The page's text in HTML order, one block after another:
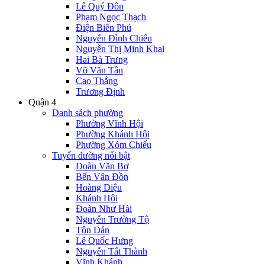
Lê Quý Đôn
Phạm Ngọc Thạch
Điện Biên Phủ
Nguyễn Đình Chiểu
Nguyễn Thị Minh Khai
Hai Bà Trưng
Võ Văn Tần
Cao Thắng
Trương Định
Quận 4
Danh sách phường
Phường Vĩnh Hội
Phường Khánh Hội
Phường Xóm Chiếu
Tuyến đường nổi bật
Đoàn Văn Bơ
Bến Vân Đồn
Hoàng Diệu
Khánh Hội
Đoàn Như Hài
Nguyễn Trường Tộ
Tôn Đản
Lê Quốc Hưng
Nguyễn Tất Thành
Vĩnh Khánh